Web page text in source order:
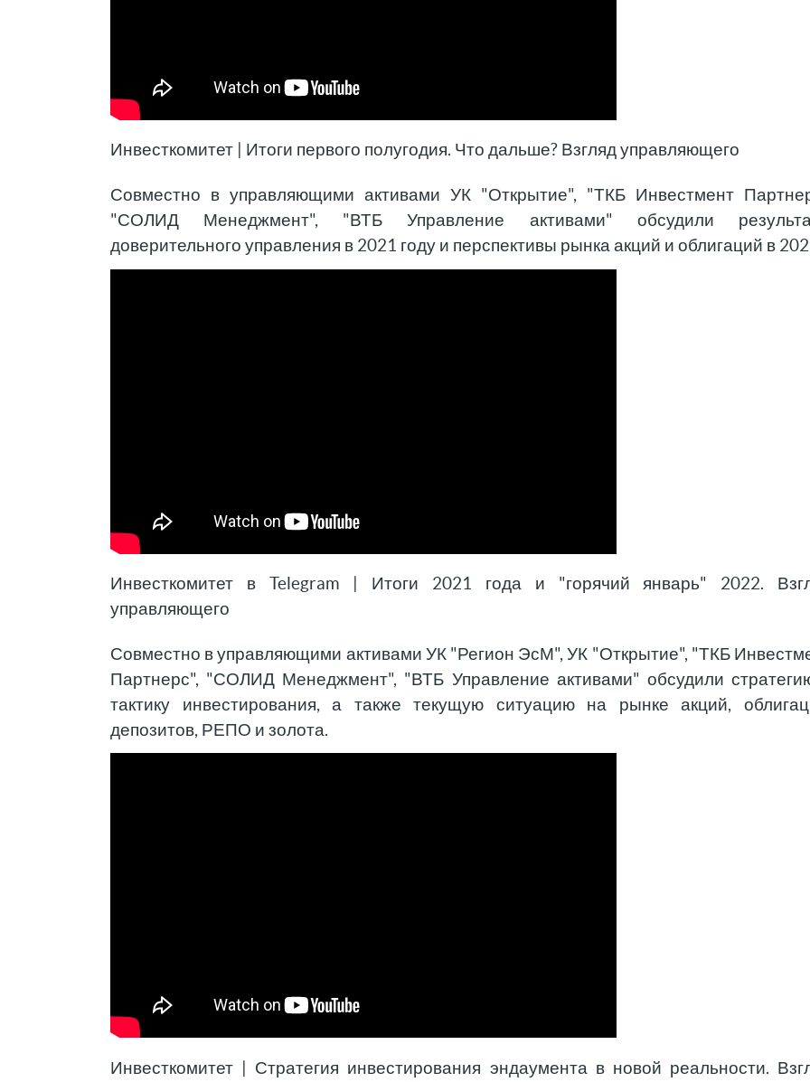
Инвесткомитет | Итоги первого полугодия. Что дальше? Взгляд управляющего
Совместно в управляющими активами УК "Открытие", "ТКБ Инвестмент
"СОЛИД Менеджмент", "ВТБ Управление активами" обсудили
доверительного управления в 2021 году и перспективы рынка акций и облигаций в
Инвесткомитет в Telegram | Итоги 2021 года и "горячий январь" 2022.
управляющего
Совместно в управляющими активами УК "Регион ЭсМ", УК "Открытие", "ТКБ
Партнерс", "СОЛИД Менеджмент", "ВТБ Управление активами" обсудили
тактику инвестирования, а также текущую ситуацию на рынке акций,
депозитов, РЕПО и золота.
Инвесткомитет | Стратегия инвестирования эндаумента в новой реальности.